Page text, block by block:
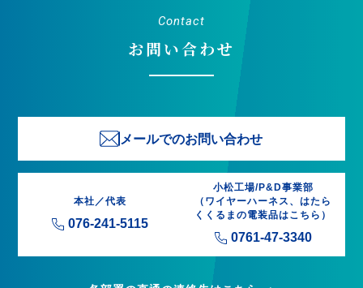
Contact
お問い合わせ
メールでのお問い合わせ
本社／代表
076-241-5115
小松工場/P&D事業部
（ワイヤーハーネス、はたら
くくるまの電装品はこちら）
0761-47-3340